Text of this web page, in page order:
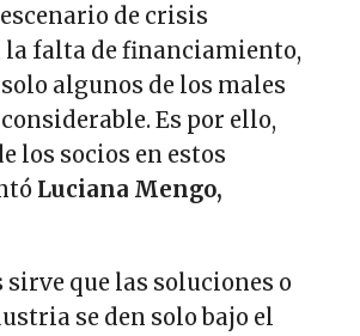
escenario de crisis
la falta de financiamiento,
algunos de los males
Es por ello,
los socios en estos
Luciana Mengo,
sirve que las soluciones o
se den solo bajo el